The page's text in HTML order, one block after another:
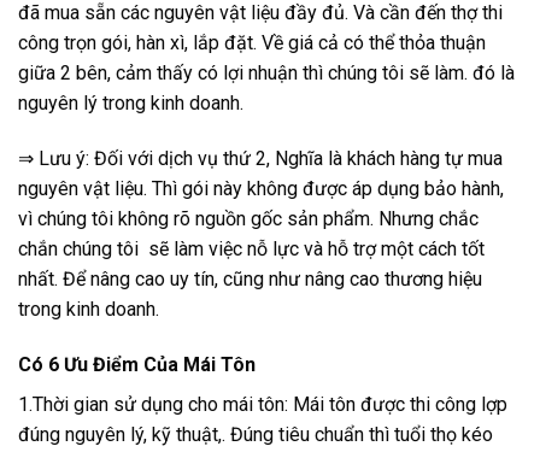
đã mua sẵn các nguyên vật liệu đầy đủ. Và cần đến thợ thi
công trọn gói, hàn xì, lắp đặt. Về giá cả có thể thỏa thuận
giữa 2 bên, cảm thấy có lợi nhuận thì chúng tôi sẽ làm. đó là
nguyên lý trong kinh doanh.
⇒ Lưu ý: Đối với dịch vụ thứ 2, Nghĩa là khách hàng tự mua
nguyên vật liệu. Thì gói này không được áp dụng bảo hành,
vì chúng tôi không rõ nguồn gốc sản phẩm. Nhưng chắc
chắn chúng tôi sẽ làm việc nỗ lực và hỗ trợ một cách tốt
nhất. Để nâng cao uy tín, cũng như nâng cao thương hiệu
trong kinh doanh.
Có 6 Ưu Điểm Của Mái Tôn
1.Thời gian sử dụng cho mái tôn: Mái tôn được thi công lợp
đúng nguyên lý, kỹ thuật,. Đúng tiêu chuẩn thì tuổi thọ kéo